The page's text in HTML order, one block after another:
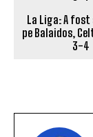
La Liga: A
pe Balaidos,
3-4